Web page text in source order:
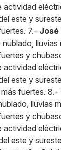
actividad
este y
7.- José
nublado, lluvias
y
actividad
este y
fuertes. 8.-
lluvias
y
actividad
este y